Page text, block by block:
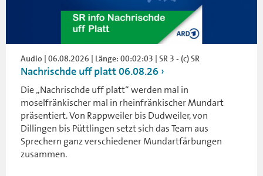
Audio | 06.08.2026 | Länge: 00:02:03 | SR 3 - (c) SR
Nachrischde uff platt 06.08.26
Die „Nachrischde uff platt“ werden mal in
moselfränkischer mal in rheinfränkischer Mundart
präsentiert. Von Rappweiler bis Dudweiler, von
Dillingen bis Püttlingen setzt sich das Team aus
Sprechern ganz verschiedener Mundartfärbungen
zusammen.